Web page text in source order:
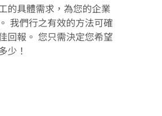
的具體需求，為您的企業
我們行之有效的方法可確
回報。 您只需決定您希望
少！